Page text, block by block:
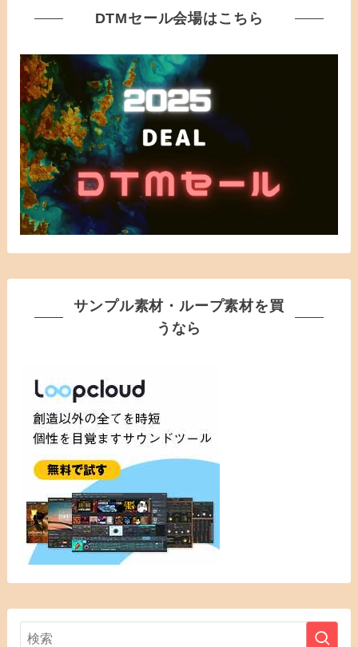
DTMセール会場はこちら
サンプル素材・ループ素材を買
うなら